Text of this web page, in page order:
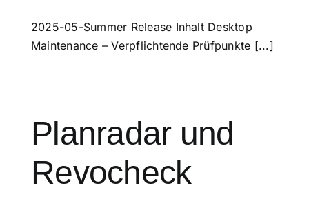
2025-05-Summer Release Inhalt Desktop
Maintenance – Verpflichtende Prüfpunkte [...]
Planradar und
Revocheck